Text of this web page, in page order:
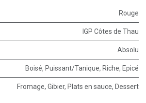
Rouge
IGP Côtes de Thau
Absolu
Boisé, Puissant/Tanique, Riche, Epicé
Fromage, Gibier, Plats en sauce, Dessert